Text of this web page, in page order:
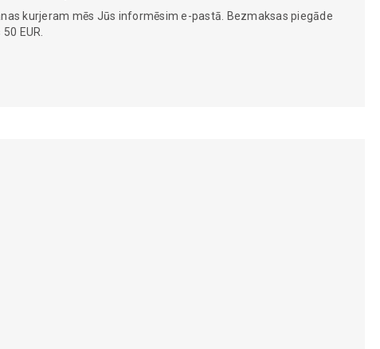
kurjeram mēs Jūs informēsim e-pastā. Bezmaksas piegāde
EUR.